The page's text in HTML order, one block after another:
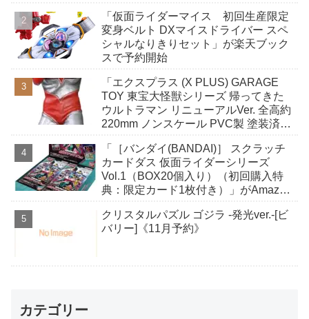
「仮面ライダーマイス 初回生産限定
変身ベルト DXマイスドライバー スペ
シャルなりきりセット」が楽天ブック
スで予約開始
「エクスプラス (X PLUS) GARAGE
TOY 東宝大怪獣シリーズ 帰ってきた
ウルトラマン リニューアルVer. 全高約
220mm ノンスケール PVC製 塗装済み
開始
「［バンダイ(BANDAI)］ スクラッチ
カードダス 仮面ライダーシリーズ
Vol.1（BOX20個入り）（初回購入特
典：限定カード1枚付き）」がAmazon
クリスタルパズル ゴジラ -発光ver.-[ビ
バリー]《11月予約》
カテゴリー